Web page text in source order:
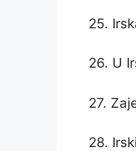
25.
26. U
27.
28.